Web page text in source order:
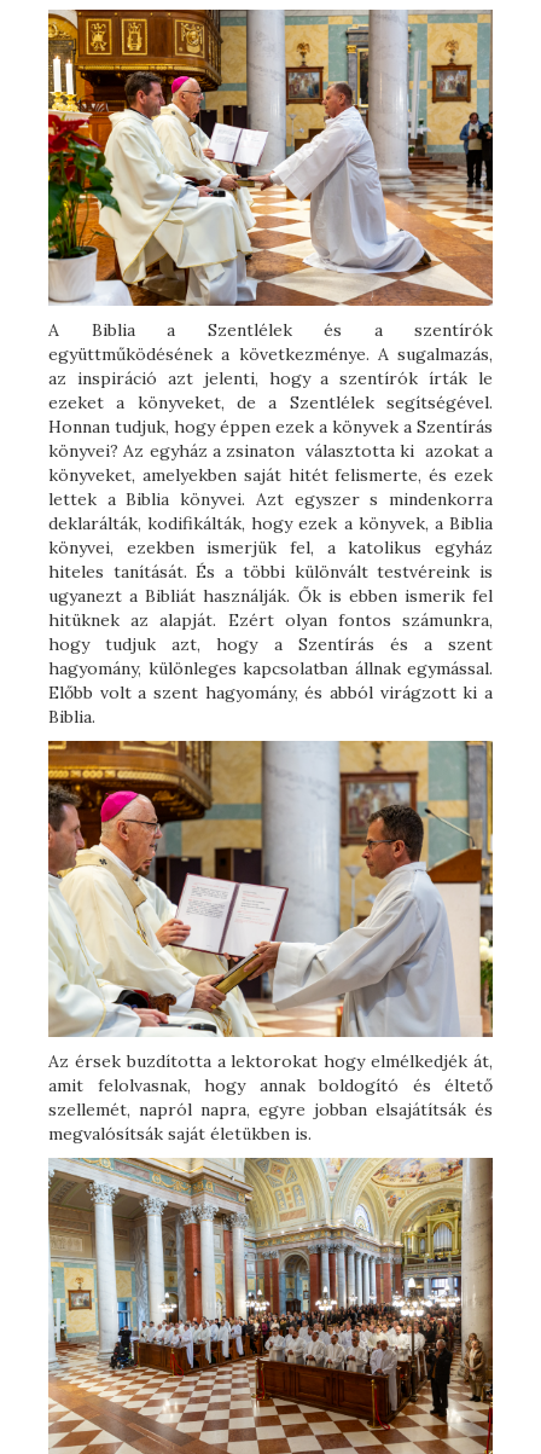
A Biblia a Szentlélek és a szentírók
együttműködésének a következménye. A sugalmazás,
az inspiráció azt jelenti, hogy a szentírók írták le
ezeket a könyveket, de a Szentlélek segítségével.
Honnan tudjuk, hogy éppen ezek a könyvek a Szentírás
könyvei? Az egyház a zsinaton választotta ki azokat a
könyveket, amelyekben saját hitét felismerte, és ezek
lettek a Biblia könyvei. Azt egyszer s mindenkorra
deklarálták, kodifikálták, hogy ezek a könyvek, a Biblia
könyvei, ezekben ismerjük fel, a katolikus egyház
hiteles tanítását. És a többi különvált testvéreink is
ugyanezt a Bibliát használják. Ők is ebben ismerik fel
hitüknek az alapját. Ezért olyan fontos számunkra,
hogy tudjuk azt, hogy a Szentírás és a szent
hagyomány, különleges kapcsolatban állnak egymással.
Előbb volt a szent hagyomány, és abból virágzott ki a
Biblia.
Az érsek buzdította a lektorokat hogy elmélkedjék át,
amit felolvasnak, hogy annak boldogító és éltető
szellemét, napról napra, egyre jobban elsajátítsák és
megvalósítsák saját életükben is.